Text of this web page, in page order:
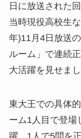
日に放送された
当時現役高校生
年)11月4日放送
ルーム」で連続
大活躍を見せまし
東大王での具体
ーム1人目で登場
躍。1人で5問を